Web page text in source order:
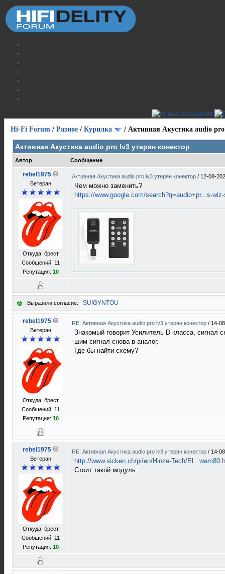
Hi-Fi Forum / Разное / Курилка / Активная Акустика audio
Активная Акустика audio pro lv3 утерян конектор
Автор Сообщение
rebel1975
Ветеран
Откуда: брест
Сообщений: 11
Репутация: 10
Активная Акустика audio pro lv3 утерян конектор / 12-08-
Чем можно заменить?
https://www.google.com/search?q=audio+pr...s-
Выразили согласие: SUIGYNTOU
rebel1975
Ветеран
Откуда: брест
Сообщений: 11
Репутация: 10
RE: Активная Акустика audio pro lv3 утерян конектор / 14-
Знакомый говорит Усилитель D класса, сигнал
шим сигнал снова в аналог.
Где бы найти схему?
rebel1975
Ветеран
Откуда: брест
Сообщений: 11
Репутация: 10
RE: Активная Акустика audio pro lv3 утерян конектор / 14-
http://www.sicken.ch/pi/en/Hinze-Tech/
Стоит такой модуль